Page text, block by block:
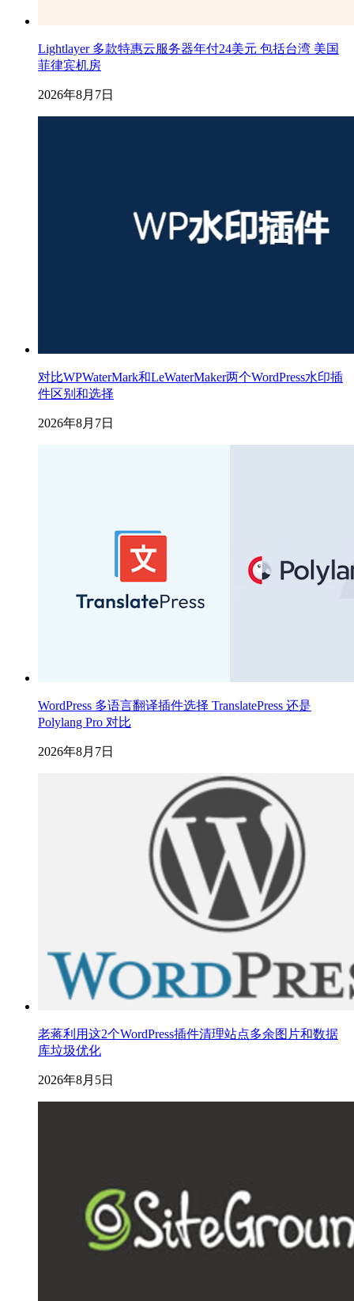
Lightlayer 多款特惠云服务器年付24美元 包括台湾 美国
菲律宾机房
2026年8月7日
对比WPWaterMark和LeWaterMaker两个WordPress水印插
件区别和选择
2026年8月7日
WordPress 多语言翻译插件选择 TranslatePress 还是
Polylang Pro 对比
2026年8月7日
老蒋利用这2个WordPress插件清理站点多余图片和数据
库垃圾优化
2026年8月5日